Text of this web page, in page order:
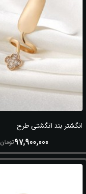
انگشتر بند انگشتی طرح ناخن
97,900,000تومان